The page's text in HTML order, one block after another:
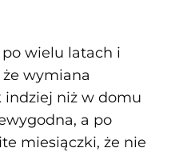
5 gwiazdek
wielu latach i
wymiana
niż w domu
a po
miesiączki, że nie